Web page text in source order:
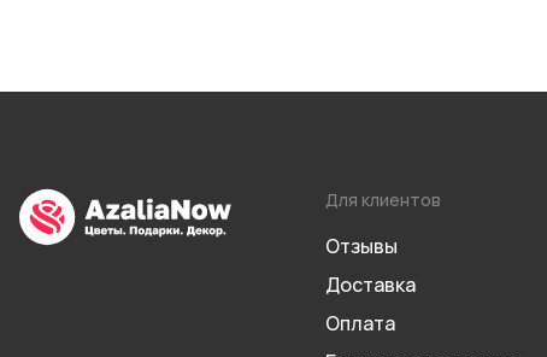
Для клиентов
Отзывы
Доставка
Оплата